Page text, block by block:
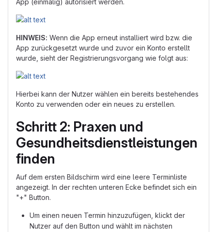
App (einmalig) autorisiert werden.
HINWEIS: Wenn die App erneut installiert wird bzw. die
App zurückgesetzt wurde und zuvor ein Konto erstellt
wurde, sieht der Registrierungsvorgang wie folgt aus:
Hierbei kann der Nutzer wählen ein bereits bestehendes
Konto zu verwenden oder ein neues zu erstellen.
Schritt 2: Praxen und
Gesundheitsdienstleistungen
finden
Auf dem ersten Bildschirm wird eine leere Terminliste
angezeigt. In der rechten unteren Ecke befindet sich ein
"+" Button.
Um einen neuen Termin hinzuzufügen, klickt der
Nutzer auf den Button und wählt im nächsten